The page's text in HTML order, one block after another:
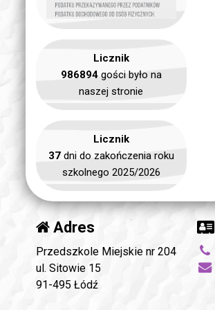
Licznik
986894gości było na
naszej stronie
Licznik
37dni do zakończenia roku
szkolnego 2025/2026
Adres
Przedszkole Miejskie nr 204
ul. Sitowie 15
91-495 Łódź